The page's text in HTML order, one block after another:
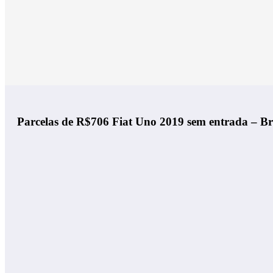
Parcelas de R$706 Fiat Uno 2019 sem entrada –